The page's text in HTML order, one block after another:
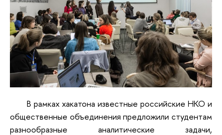
В рамках хакатона известные российские НКО и
общественные объединения предложили студентам
разнообразные аналитические задачи,